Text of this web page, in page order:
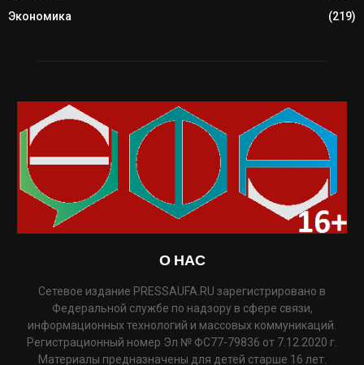
Экономика
(219)
О НАС
Сетевое издание PRESSAUFA.RU зарегистрировано в
Федеральной службе по надзору в сфере связи,
информационных технологий и массовых коммуникаций.
Регистрационный номер Эл № ФС77-79836 от 7.12.2020 г.
Материалы предназначены для детей старше 16 лет.